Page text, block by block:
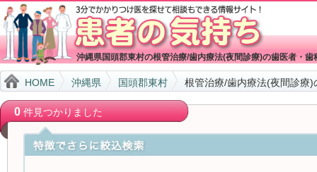
沖縄県国頭郡東村の根管治療/歯内療法(夜間診療)の歯医者・歯
HOME 沖縄県 国頭郡東村 根管治療/歯内療法(夜間診療
0件見つかりました